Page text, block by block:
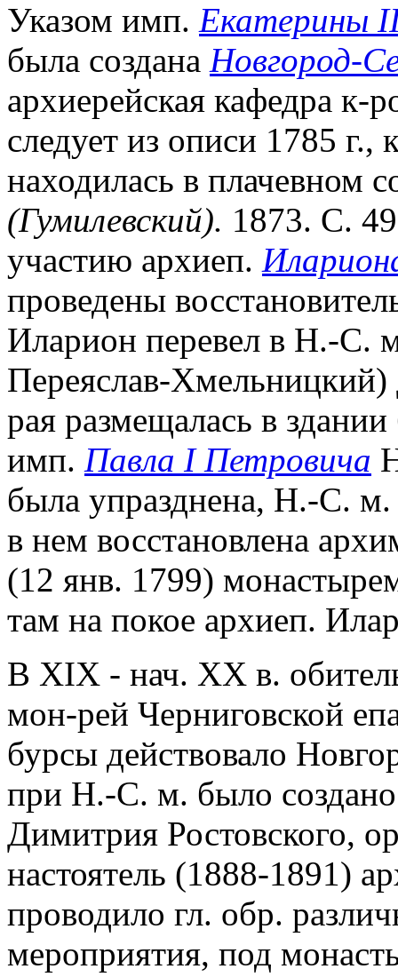
Указом имп. Екатерины
была создана Новгород-
архиерейская кафедра к-
следует из описи 1785 г.,
находилась в плачевном
(Гумилевский). 1873. С.
участию архиеп.
проведены
Иларион перевел в Н.-С.
Переяслав-
рая размещалась в
имп. Павла I Петровича
была упразднена, Н.-С. м.
в нем восстановлена
(12 янв. 1799)
там на покое архиеп.
В XIX - нач. XX в.
мон-рей Черниговской
бурсы действовало
при Н.-С. м. было создано
Димитрия Ростовского,
настоятель (1888-1891)
проводило гл. обр.
мероприятия, под